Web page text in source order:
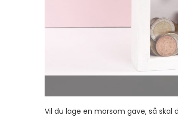
Vil du lage en morsom gave, så skal